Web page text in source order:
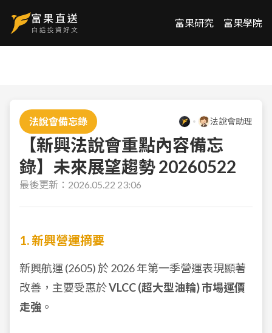
富果研究 富果學院
法說會備忘錄 法說會助理
【新興法說會重點內容備忘
錄】未來展望趨勢 20260522
最後更新： 2026.05.22 23:06
1. 新興營運摘要
新興航運 (2605) 於 2026 年第一季營運表現顯著
改善，主要受惠於VLCC (超大型油輪) 市場運價
走強 。